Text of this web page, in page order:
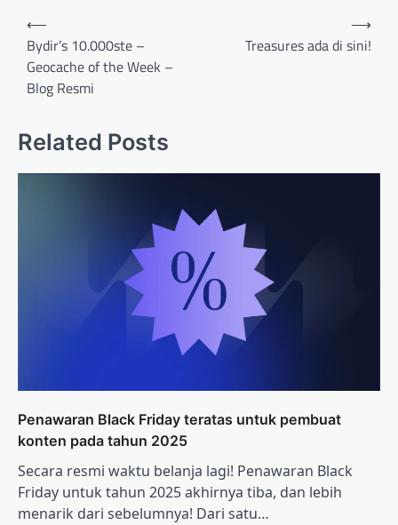
Post
navigation
⟵
Bydir’s 10.000ste –
Geocache of the Week –
Blog Resmi
Treasures ada di sini!
⟶
Related Posts
Penawaran Black Friday teratas untuk pembuat
konten pada tahun 2025
Secara resmi waktu belanja lagi! Penawaran Black
Friday untuk tahun 2025 akhirnya tiba, dan lebih
menarik dari sebelumnya! Dari satu…